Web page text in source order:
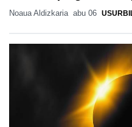
Noaua Aldizkaria abu 06